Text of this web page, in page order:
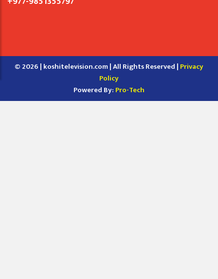
© 2026 | koshitelevision.com | All Rights Reserved | Privacy
Policy
Powered By: Pro-Tech